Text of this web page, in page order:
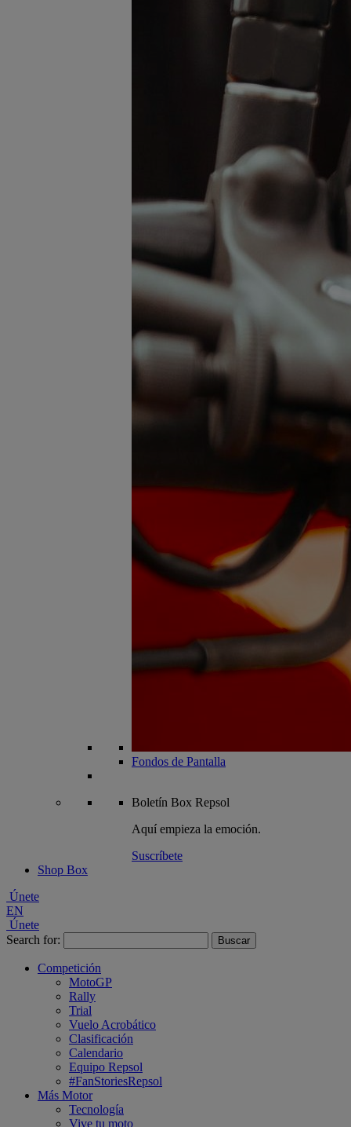
Fondos de Pantalla
Boletín Box Repsol
Aquí empieza la emoción.
Suscríbete
Shop Box
Únete
EN
Únete
Search for:
Competición
MotoGP
Rally
Trial
Vuelo Acrobático
Clasificación
Calendario
Equipo Repsol
#FanStoriesRepsol
Más Motor
Tecnología
Vive tu moto